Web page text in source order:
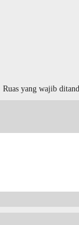
Ruas yang wajib